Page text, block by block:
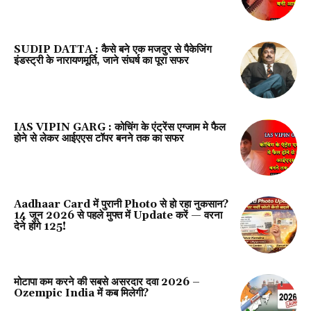
SUDIP DATTA : कैसे बने एक मजदुर से पैकेजिंग
इंडस्ट्री के नारायणमूर्ति, जाने संघर्ष का पूरा सफर
IAS VIPIN GARG : कोचिंग के एंट्रेंस एग्जाम मे फैल
होने से लेकर आईएएस टॉपर बनने तक का सफर
Aadhaar Card में पुरानी Photo से हो रहा नुकसान?
14 जून 2026 से पहले मुफ्त में Update करें — वरना
देने होंगे ₹125!
मोटापा कम करने की सबसे असरदार दवा 2026 –
Ozempic India में कब मिलेगी?